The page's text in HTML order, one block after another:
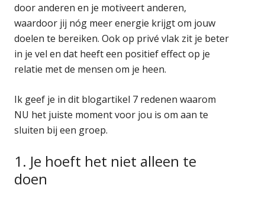
door anderen en je motiveert anderen,
waardoor jij nóg meer energie krijgt om jouw
doelen te bereiken. Ook op privé vlak zit je beter
in je vel en dat heeft een positief effect op je
relatie met de mensen om je heen.
Ik geef je in dit blogartikel 7 redenen waarom
NU het juiste moment voor jou is om aan te
sluiten bij een groep.
1. Je hoeft het niet alleen te
doen